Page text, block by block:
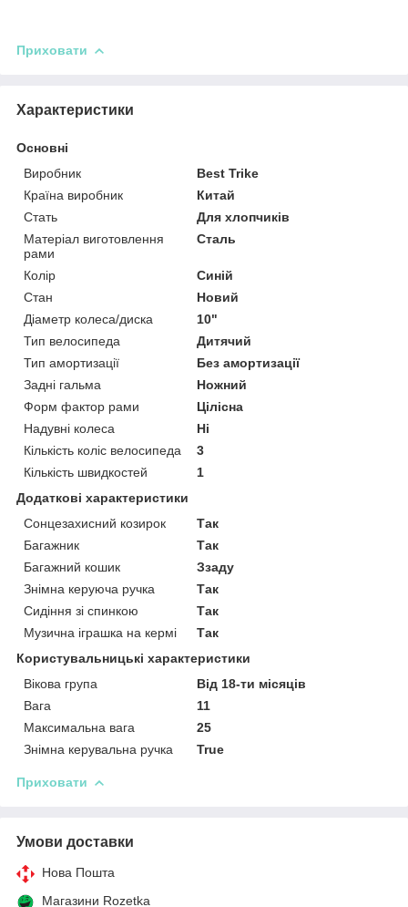
Приховати
Характеристики
Основні
Виробник
Best Trike
Країна виробник
Китай
Стать
Для хлопчиків
Матеріал виготовлення
рами
Сталь
Колір
Синій
Стан
Новий
Діаметр колеса/диска
10"
Тип велосипеда
Дитячий
Тип амортизації
Без амортизації
Задні гальма
Ножний
Форм фактор рами
Цілісна
Надувні колеса
Ні
Кількість коліс велосипеда
3
Кількість швидкостей
1
Додаткові характеристики
Сонцезахисний козирок
Так
Багажник
Так
Багажний кошик
Ззаду
Знімна керуюча ручка
Так
Сидіння зі спинкою
Так
Музична іграшка на кермі
Так
Користувальницькі характеристики
Вікова група
Від 18-ти місяців
Вага
11
Максимальна вага
25
Знімна керувальна ручка
True
Приховати
Умови доставки
Нова Пошта
Магазини Rozetka